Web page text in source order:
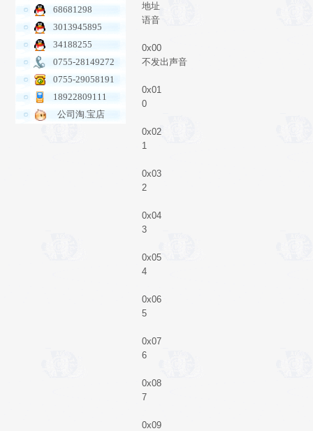
68681298
3013945895
34188255
0755-28149272
0755-29058191
18922809111
公司淘.宝店
地址
语音
0x00
不发出声音
0x01
0
0x02
1
0x03
2
0x04
3
0x05
4
0x06
5
0x07
6
0x08
7
0x09